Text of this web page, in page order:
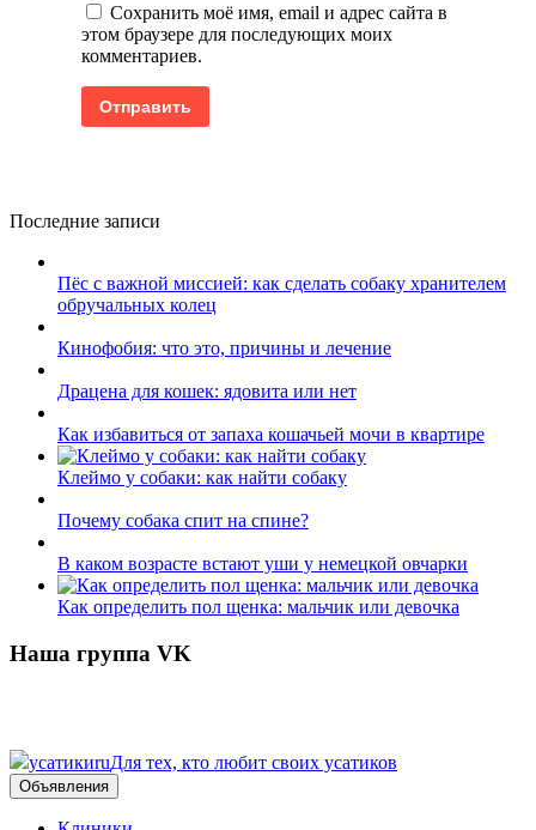
Сохранить моё имя, email и адрес сайта в
этом браузере для последующих моих
комментариев.
Последние записи
Пёс с важной миссией: как сделать собаку хранителем
обручальных колец
Кинофобия: что это, причины и лечение
Драцена для кошек: ядовита или нет
Как избавиться от запаха кошачьей мочи в квартире
Клеймо у собаки: как найти собаку
Почему собака спит на спине?
В каком возрасте встают уши у немецкой овчарки
Как определить пол щенка: мальчик или девочка
Наша группа VK
усатикиruДля тех, кто любит своих усатиков
Объявления